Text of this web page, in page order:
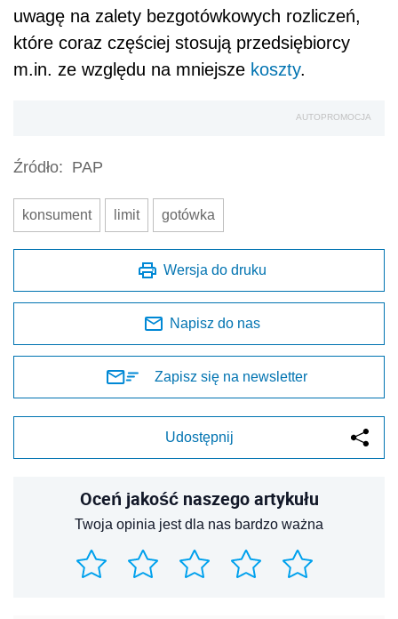
uwagę na zalety bezgotówkowych rozliczeń,
które coraz częściej stosują przedsiębiorcy
m.in. ze względu na mniejsze koszty.
AUTOPROMOCJA
Źródło: PAP
konsument limit gotówka
Wersja do druku
Napisz do nas
Zapisz się na newsletter
Udostępnij
Oceń jakość naszego artykułu
Twoja opinia jest dla nas bardzo ważna